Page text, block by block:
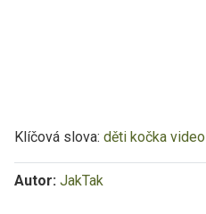
Klíčová slova: děti kočka video
Autor: JakTak